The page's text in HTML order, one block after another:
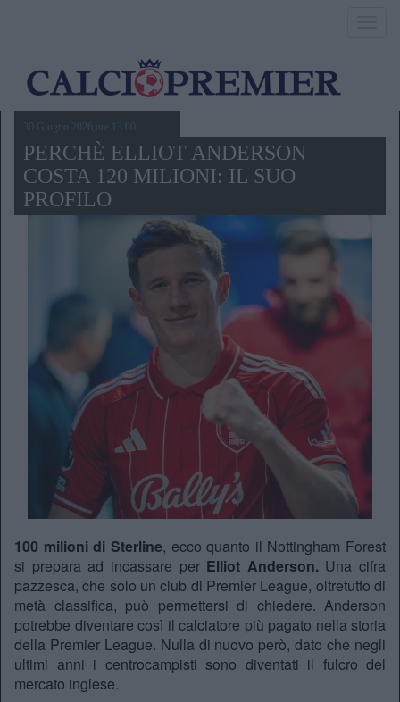
30 Giugno 2026,ore 13.00
PERCHÈ ELLIOT ANDERSON
COSTA 120 MILIONI: IL SUO
PROFILO
100 milioni di Sterline, ecco quanto il Nottingham Forest
si prepara ad incassare per Elliot Anderson.Una cifra
pazzesca, che solo un club di Premier League, oltretutto di
metà classifica, può permettersi di chiedere. Anderson
potrebbe diventare così il calciatore più pagato nella storia
della Premier League. Nulla di nuovo però, dato che negli
ultimi anni i centrocampisti sono diventati il fulcro del
mercato inglese.